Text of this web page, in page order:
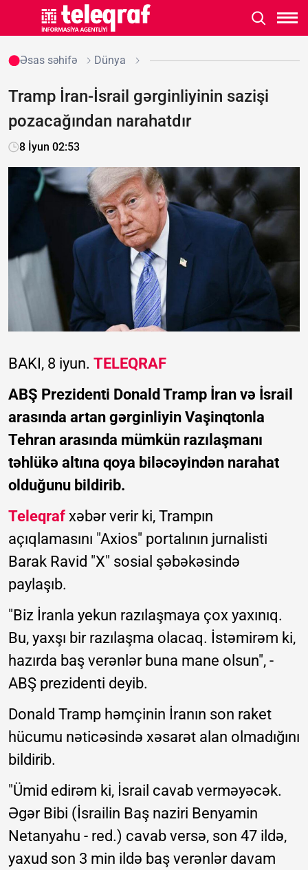
Əsas səhifə Dünya
Tramp İran-İsrail gərginliyinin sazişi
pozacağından narahatdır
8 İyun 02:53
BAKI, 8 iyun. TELEQRAF
ABŞ Prezidenti Donald Tramp İran və İsrail
arasında artan gərginliyin Vaşinqtonla
Tehran arasında mümkün razılaşmanı
təhlükə altına qoya biləcəyindən narahat
olduğunu bildirib.
Teleqraf xəbər verir ki, Trampın
açıqlamasını "Axios" portalının jurnalisti
Barak Ravid "X" sosial şəbəkəsində
paylaşıb.
"Biz İranla yekun razılaşmaya çox yaxınıq.
Bu, yaxşı bir razılaşma olacaq. İstəmirəm ki,
hazırda baş verənlər buna mane olsun", -
ABŞ prezidenti deyib.
Donald Tramp həmçinin İranın son raket
hücumu nəticəsində xəsarət alan olmadığını
bildirib.
"Ümid edirəm ki, İsrail cavab verməyəcək.
Əgər Bibi (İsrailin Baş naziri Benyamin
Netanyahu - red.) cavab versə, son 47 ildə,
yaxud son 3 min ildə baş verənlər davam